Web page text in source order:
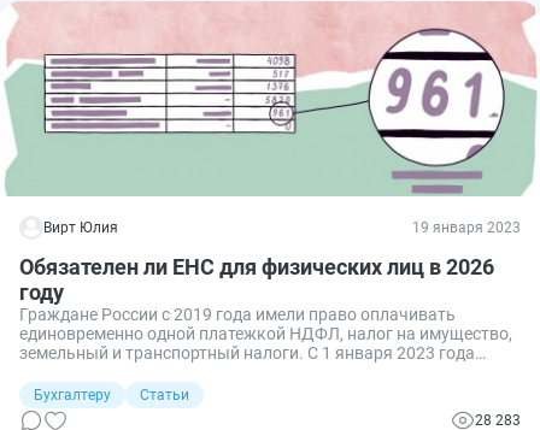
Вирт Юлия 19 января 2023
Обязателен ли ЕНС для физических лиц в 2026
году
Граждане России с 2019 года имели право оплачивать
единовременно одной платежкой НДФЛ, налог на имущество,
земельный и транспортный налоги. С 1 января 2023 года
налогового счета (ЕНС). Обязателен ли ЕНС с 2023 года?
Разбираемся вместе.
Бухгалтеру
Статьи
28 283